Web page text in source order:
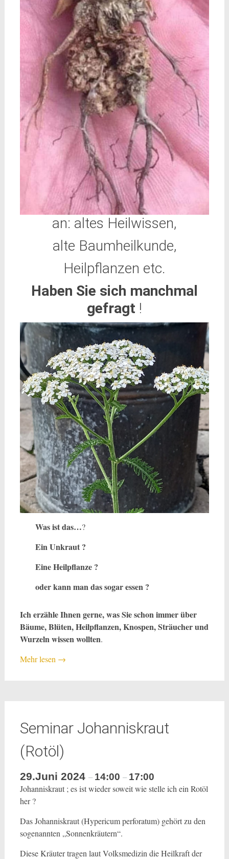
an: altes Heilwissen,
alte Baumheilkunde,
Heilpflanzen etc.
Haben Sie sich manchmal
gefragt !
Was ist das…?
Ein Unkraut ?
Eine Heilpflanze ?
oder kann man das sogar essen ?
Ich erzähle Ihnen gerne, was Sie schon immer über
Bäume, Blüten, Heilpflanzen, Knospen, Sträucher und
Wurzeln wissen wollten.
Mehr lesen →
Seminar Johanniskraut
(Rotöl)
29.Juni 2024 – 14:00 – 17:00
Johanniskraut ; es ist wieder soweit wie stelle ich ein Rotöl
her ?
Das Johanniskraut (Hypericum perforatum) gehört zu den
sogenannten „Sonnenkräutern“.
Diese Kräuter tragen laut Volksmedizin die Heilkraft der